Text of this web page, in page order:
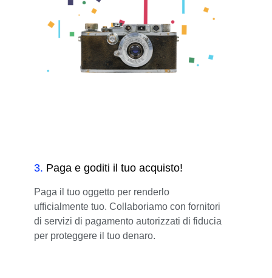
3. Paga e goditi il tuo acquisto!
Paga il tuo oggetto per renderlo
ufficialmente tuo. Collaboriamo con fornitori
di servizi di pagamento autorizzati di fiducia
per proteggere il tuo denaro.